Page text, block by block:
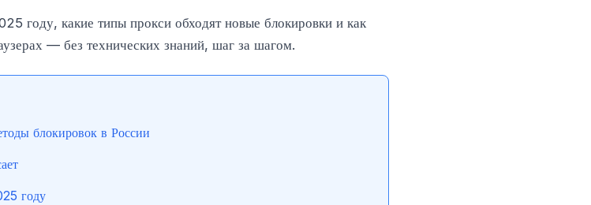
году, какие типы прокси обходят новые блокировки и как
— без технических знаний, шаг за шагом.
блокировок в России
году